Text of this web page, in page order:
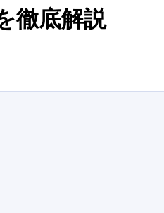
徹底解説